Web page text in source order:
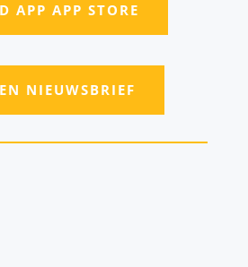
APP APP STORE
NIEUWSBRIEF